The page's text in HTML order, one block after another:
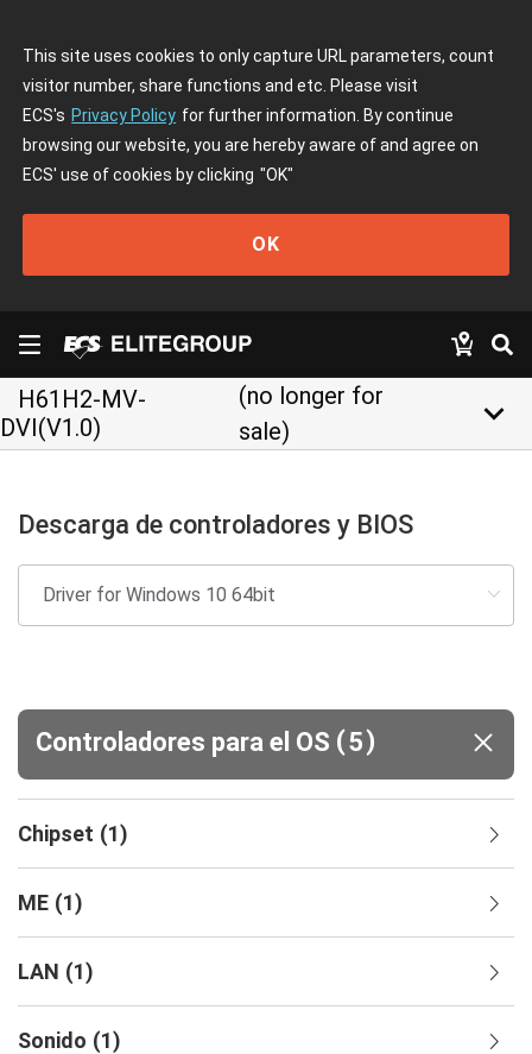
This site uses cookies to only capture URL parameters, count
visitor number, share functions and etc. Please visit
ECS's Privacy Policy for further information. By continue
browsing our website, you are hereby aware of and agree on
ECS' use of cookies by clicking "OK"
OK
H61H2-MV-
DVI(V1.0)
(no longer for
sale)
keyboard_arrow_down
Descarga de controladores y BIOS
Controladores para el OS (5)
Chipset (1)
ME (1)
LAN (1)
Sonido (1)